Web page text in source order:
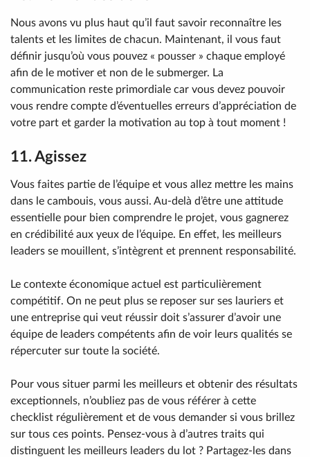
Nous avons vu plus haut qu’il faut savoir reconnaître les
talents et les limites de chacun. Maintenant, il vous faut
définir jusqu’où vous pouvez « pousser » chaque employé
afin de le motiver et non de le submerger. La
communication reste primordiale car vous devez pouvoir
vous rendre compte d’éventuelles erreurs d’appréciation de
votre part et garder la motivation au top à tout moment !
11. Agissez
Vous faites partie de l’équipe et vous allez mettre les mains
dans le cambouis, vous aussi. Au-delà d’être une attitude
essentielle pour bien comprendre le projet, vous gagnerez
en crédibilité aux yeux de l’équipe. En effet, les meilleurs
leaders se mouillent, s’intègrent et prennent responsabilité.
Le contexte économique actuel est particulièrement
compétitif. On ne peut plus se reposer sur ses lauriers et
une entreprise qui veut réussir doit s’assurer d’avoir une
équipe de leaders compétents afin de voir leurs qualités se
répercuter sur toute la société.
Pour vous situer parmi les meilleurs et obtenir des résultats
exceptionnels, n’oubliez pas de vous référer à cette
checklist régulièrement et de vous demander si vous brillez
sur tous ces points. Pensez-vous à d’autres traits qui
distinguent les meilleurs leaders du lot ? Partagez-les dans